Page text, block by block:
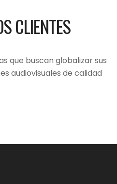
CLIENTES
que buscan globalizar sus
audiovisuales de calidad